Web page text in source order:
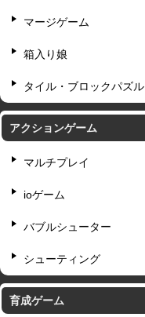
マージゲーム
箱入り娘
タイル・ブロックパズル
アクションゲーム
マルチプレイ
ioゲーム
バブルシューター
シューティング
育成ゲーム